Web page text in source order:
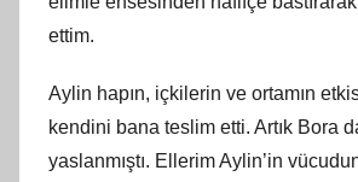
ettim.
Aylin hapın, içkilerin ve ortamın
kendini bana teslim etti. Artık Bora
yaslanmıştı. Ellerim Aylin’in